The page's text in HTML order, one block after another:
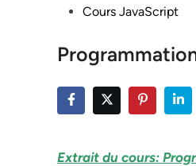
PostedCours JavaScript
Extrait du cours: